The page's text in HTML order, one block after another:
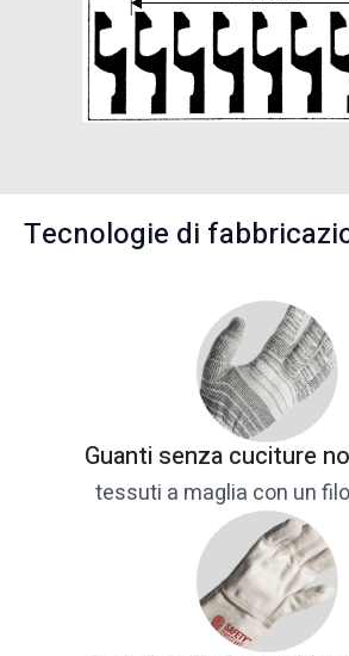
Tecnologie di
Guanti senza cuciture
tessuti a maglia con un